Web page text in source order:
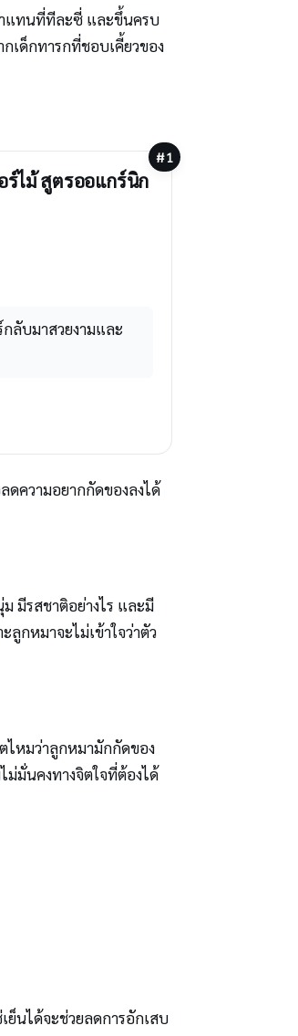
แทนที่ทีละซี่ และขึ้นครบ
เด็กทารกที่ชอบเคี้ยวของ
#1
ร์ไม้ สูตรออแกร์นิก
ลับมาสวยงามและ
ความอยากกัดของลงได้
มีรสชาติอย่างไร และมี
กหมาจะไม่เข้าใจว่าตัว
ไหมว่าลูกหมามักกัดของ
มั่นคงทางจิตใจที่ต้องได้
นได้จะช่วยลดการอักเสบ